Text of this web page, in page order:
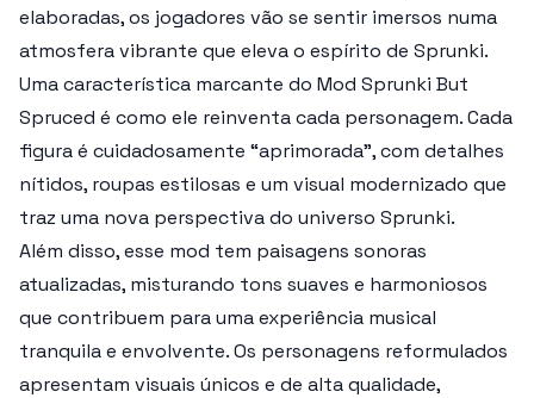
elaboradas, os jogadores vão se sentir imersos numa
atmosfera vibrante que eleva o espírito de Sprunki.
Uma característica marcante do Mod Sprunki But
Spruced é como ele reinventa cada personagem. Cada
figura é cuidadosamente “aprimorada”, com detalhes
nítidos, roupas estilosas e um visual modernizado que
traz uma nova perspectiva do universo Sprunki.
Além disso, esse mod tem paisagens sonoras
atualizadas, misturando tons suaves e harmoniosos
que contribuem para uma experiência musical
tranquila e envolvente. Os personagens reformulados
apresentam visuais únicos e de alta qualidade,